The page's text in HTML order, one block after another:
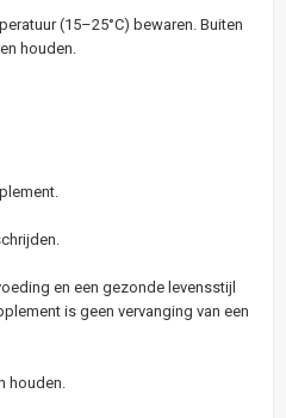
(15–25°C) bewaren. Buiten
houden.
en een gezonde levensstijl
is geen vervanging van een
houden.